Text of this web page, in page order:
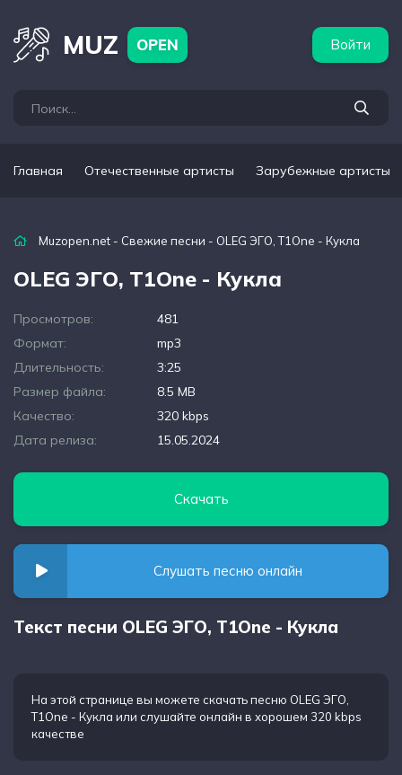
MUZ OPEN Войти
Главная Отечественные артисты Зарубежные артисты
Muzopen.net - Свежие песни - OLEG ЭГО, T1One - Кукла
OLEG ЭГО, T1One - Кукла
Просмотров:
481
Формат:
mp3
Длительность:
3:25
Размер файла:
8.5 MB
Качество:
320 kbps
Дата релиза:
15.05.2024
Скачать
Слушать песню онлайн
Текст песни OLEG ЭГО, T1One - Кукла
На этой странице вы можете скачать песню OLEG ЭГО,
T1One - Кукла или слушайте онлайн в хорошем 320 kbps
качестве
артисты Популярные подборки